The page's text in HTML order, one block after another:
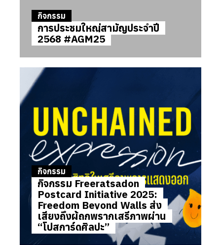
กิจกรรม
การประชุมใหญ่สามัญประจำปี
2568 #AGM25
กิจกรรม
กิจกรรม Freeratsadon
Postcard Initiative 2025:
Freedom Beyond Walls ส่ง
เสียงถึงผู้ถูกพรากเสรีภาพผ่าน
“โปสการ์ดศิลปะ”